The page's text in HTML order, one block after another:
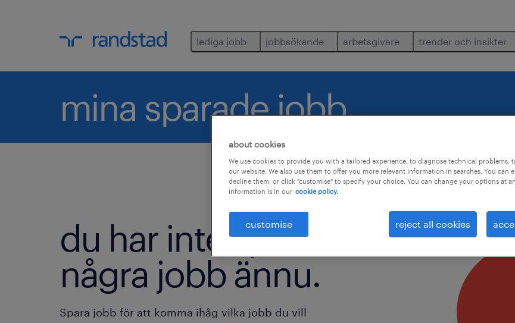
lediga jobb jobbsökande arbetsgivare trender och insikter
mina sparade jobb.
du har inte sparat
några jobb ännu.
Spara jobb för att komma ihåg vilka jobb du vill
about cookies
We use cookies to provide you with a tailored experience, to diagnose technical problems,
our website. We also use them to offer you more relevant information in searches. You can
decline them, or click "customise" to specify your choice. You can change your options at
information is in our cookie policy.
customise reject all cookies